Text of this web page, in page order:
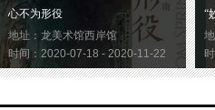
心不为形役
地址：龙美术馆西岸馆
时间：2020-07-18 - 2020-11-22
“